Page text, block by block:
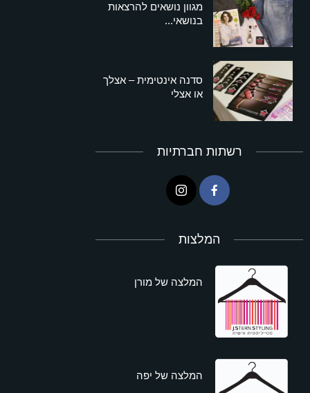
מגוון נושאים להרצאות
בנושאי...
סדנה אינטימית – אצלך
או אצלי
רשתות חברתיות
המלצות
המלצה של מורן
המלצה של יפה